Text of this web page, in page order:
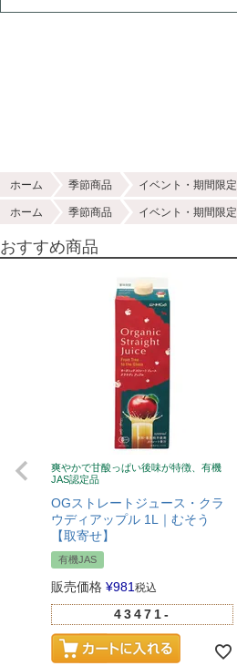
ホーム 季節商品 イベント・期間限定
ホーム 季節商品 イベント・期間限定
おすすめ商品
爽やかで甘酸っぱい後味が特徴、有機
JAS認定品
OGストレートジュース・クラ
ウディアップル 1L｜むそう
【取寄せ】
有機JAS
販売価格 ¥981税込
43471-